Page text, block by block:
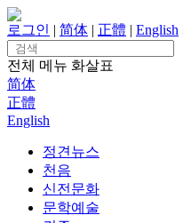
Skip
to
content
로그인 | 简体 | 正體 | English
Search
for:
전체 메뉴 화살표
简体
正體
English
정견뉴스
천음
신전문화
문학예술